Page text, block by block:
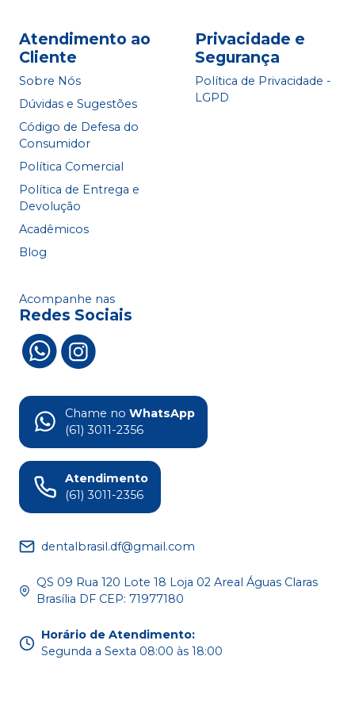
Atendimento ao
Cliente
Sobre Nós
Dúvidas e Sugestões
Código de Defesa do
Consumidor
Política Comercial
Política de Entrega e
Devolução
Acadêmicos
Blog
Privacidade e
Segurança
Política de Privacidade -
LGPD
Acompanhe nas
Redes Sociais
Chame no WhatsApp
(61) 3011-2356
Atendimento
(61) 3011-2356
dentalbrasil.df@gmail.com
QS 09 Rua 120 Lote 18 Loja 02 Areal Águas Claras
Brasília DF CEP: 71977180
Horário de Atendimento:
Segunda a Sexta 08:00 às 18:00